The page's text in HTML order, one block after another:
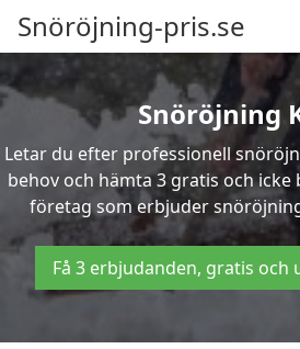
Snöröjning-pris.se
Snöröjning
Letar du efter professionell
behov och hämta 3 gratis och
företag som erbjuder
Få 3 erbjudanden, gratis